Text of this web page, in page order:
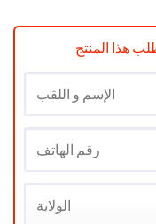
هذا المنتج